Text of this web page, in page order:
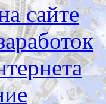
сайте